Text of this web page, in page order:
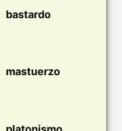
bastardo
mastuerzo